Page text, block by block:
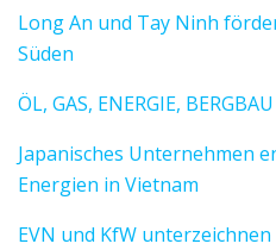
Long An und Tay Ninh
Süden
ÖL, GAS, ENERGIE, BERGBAU
Japanisches Unternehmen
Energien in Vietnam
EVN und KfW